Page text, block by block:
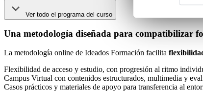
Ver todo el programa del curso
Una metodología diseñada para compatibilizar
La metodología online de Ideados Formación facilita
Flexibilidad de acceso y estudio, con progresión al ritmo
Campus Virtual con contenidos estructurados, multimedia y
Casos prácticos y materiales de apoyo para transferencia al